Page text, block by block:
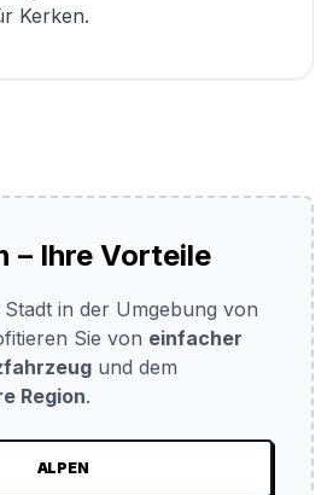
Kerken.
– Ihre Vorteile
Stadt in der Umgebung von
Sie von einfacher
und dem
Region.
ALPEN